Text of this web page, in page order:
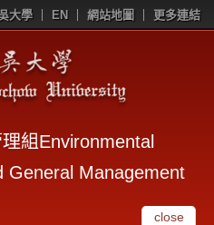
大學 EN 網站地圖 更多連結
組Environmental
General Management
close